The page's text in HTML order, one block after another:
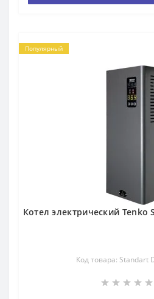
Популярный
Котел электрический
Код товара: Standart